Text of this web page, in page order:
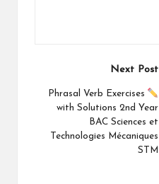
Next Post
Phrasal Verb Exercises
with Solutions 2nd Year
BAC Sciences et
Technologies Mécaniques
STM